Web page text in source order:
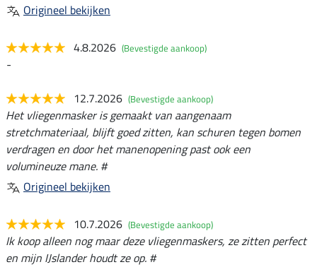
Origineel bekijken
4.8.2026 (Bevestigde aankoop)
-
12.7.2026 (Bevestigde aankoop)
Het vliegenmasker is gemaakt van aangenaam
stretchmateriaal, blijft goed zitten, kan schuren tegen bomen
verdragen en door het manenopening past ook een
volumineuze mane. #
Origineel bekijken
10.7.2026 (Bevestigde aankoop)
Ik koop alleen nog maar deze vliegenmaskers, ze zitten perfect
en mijn IJslander houdt ze op. #